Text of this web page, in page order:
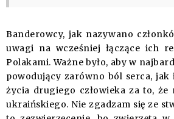
Banderowcy, jak nazywano
uwagi na wcześniej łączące ich
Polakami. Ważne było, aby w
powodujący zarówno ból serca, jak
życia drugiego człowieka za to, że
ukraińskiego. Nie zgadzam się ze